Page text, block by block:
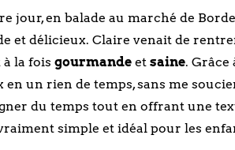
en balade au marché de
et délicieux. Claire venait de
la fois gourmande et saine. Grâce
un rien de temps, sans me
du temps tout en offrant une
simple et idéal pour les